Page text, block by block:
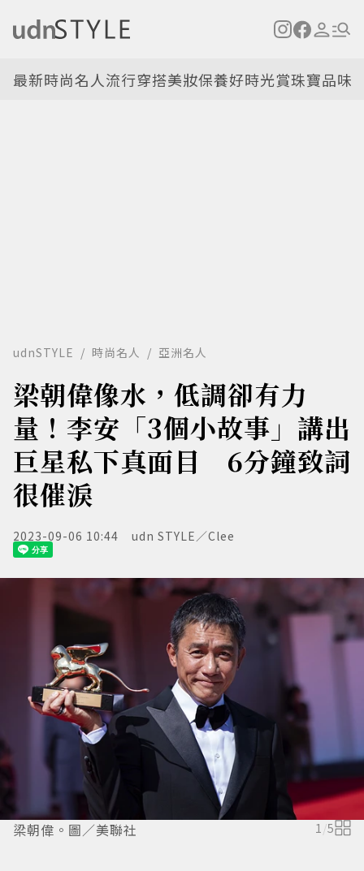
最新時尚名人流行穿搭美妝保養好時光賞珠寶品味
udnSTYLE 時尚名人 亞洲名人
梁朝偉像水，低調卻有力
量！李安「3個小故事」講出
巨星私下真面目 6分鐘致詞
很催淚
2023-09-06 10:44 udn STYLE／Clee
梁朝偉。圖／美聯社 1/5